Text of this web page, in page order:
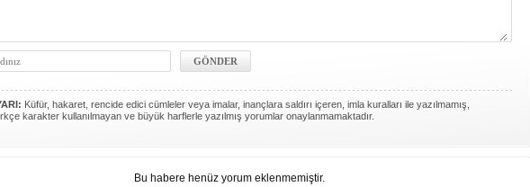
Küfür, hakaret, rencide edici cümleler veya imalar, inançlara saldırı içeren, imla kuralları ile yazılmamış,
karakter kullanılmayan ve büyük harflerle yazılmış yorumlar onaylanmamaktadır.
Bu habere henüz yorum eklenmemiştir.